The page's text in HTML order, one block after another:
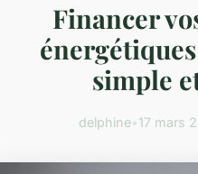
Financer
simple
delphine•17 mars